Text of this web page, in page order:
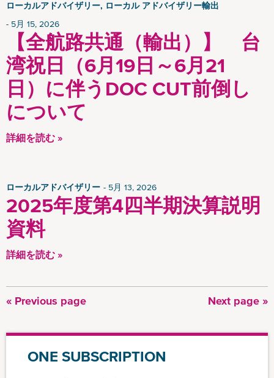
ローカルアドバイザリー, ローカル アドバイザリー輸出
5月 15, 2026
【全航路共通（輸出）】 台
湾祝日（6月19日～6月21
日）に伴うDOC CUT前倒し
について
詳細を読む »
ローカルアドバイザリー 5月 13, 2026
2025年度第4四半期決算説明
資料
詳細を読む »
ー
前
ー
« Previous page
次
ー
Next page »
ONE SUBSCRIPTION